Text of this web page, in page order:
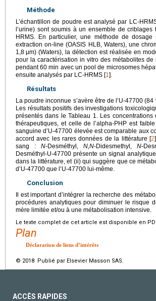
Méthode
L’échantillon de poudre est analysé par LC-
l’urine) sont soumis à un ensemble de criblages
HRMS. En particulier, une méthode de
extraction on-line (OASIS HLB, Waters), une
1,8 μm) (Waters), la détection est réalisée en
pour la caractérisation in vitro des métabolites
pendant 60 min avec un pool de microsomes
ensuite analysés par LC-HRMS [1 ].
Résultats
La poudre inconnue s’avère être de l’U-47700
Les résultats positifs des investigations
présentés dans le Tableau 1. Les
thérapeutiques, et celle de l’alpha-PHP est
sanguine d’U-47700 élevée est comparable aux
accord avec les rares données de la littérature [2
sang : N-Desméthyl, N,N-Didesmethyl, N-
Desméthyl-U-47700 présente un signal
dans la littérature, et (ii) qui suggère que ce
d’U-47700 que l’U-47700 lui-même.
Conclusion
Il est important d’intégrer la recherche des
procédures analytiques pour diminuer le risque
mère limitée et/ou à une métabolisation intensive.
Le texte complet de cet article est disponible en
Plan
Déclaration de liens d’intérêts
© 2018 Publié par Elsevier Masson SAS.
ACCÈS RAPIDES